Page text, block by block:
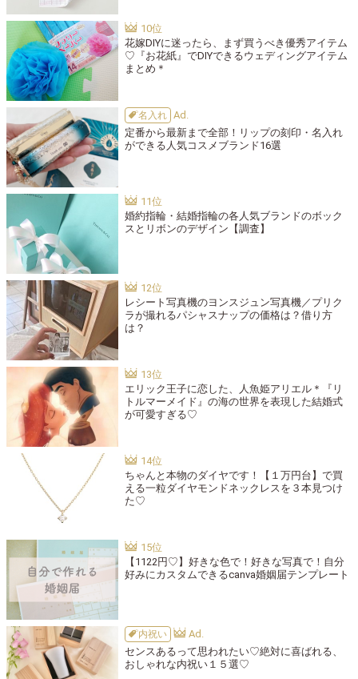
花嫁DIYに迷ったら、まず買うべき優秀アイテム
♡『お花紙』でDIYできるウェディングアイテム
まとめ＊
名入れ
定番から最新まで全部！リップの刻印・名入れ
ができる人気コスメブランド16選
婚約指輪・結婚指輪の各人気ブランドのボック
スとリボンのデザイン【調査】
レシート写真機のヨンスジュン写真機／プリク
ラが撮れるパシャスナップの価格は？借り方
は？
エリック王子に恋した、人魚姫アリエル＊『リ
トルマーメイド』の海の世界を表現した結婚式
が可愛すぎる♡
ちゃんと本物のダイヤです！【１万円台】で買
える一粒ダイヤモンドネックレスを３本見つけ
た♡
【1122円♡】好きな色で！好きな写真で！自分
好みにカスタムできるcanva婚姻届テンプレート
内祝い
センスあるって思われたい♡絶対に喜ばれる、
おしゃれな内祝い１５選♡